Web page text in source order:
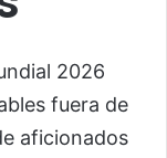
2026
fuera de
aficionados